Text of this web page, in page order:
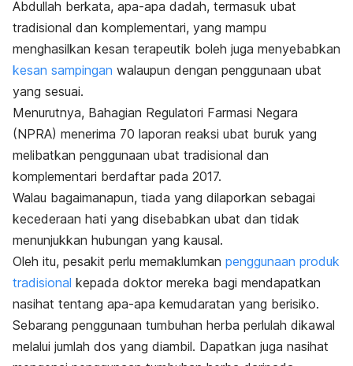
Abdullah berkata, apa-apa dadah, termasuk ubat
tradisional dan komplementari, yang mampu
menghasilkan kesan terapeutik boleh juga menyebabkan
kesan sampingan walaupun dengan penggunaan ubat
yang sesuai.
Menurutnya, Bahagian Regulatori Farmasi Negara
(NPRA) menerima 70 laporan reaksi ubat buruk yang
melibatkan penggunaan ubat tradisional dan
komplementari berdaftar pada 2017.
Walau bagaimanapun, tiada yang dilaporkan sebagai
kecederaan hati yang disebabkan ubat dan tidak
menunjukkan hubungan yang kausal.
Oleh itu, pesakit perlu memaklumkan penggunaan produk
tradisional kepada doktor mereka bagi mendapatkan
nasihat tentang apa-apa kemudaratan yang berisiko.
Sebarang penggunaan tumbuhan herba perlulah dikawal
melalui jumlah dos yang diambil. Dapatkan juga nasihat